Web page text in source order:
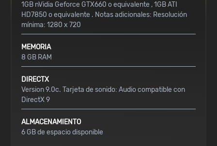
1GB nVidia Geforce GTX660 o equivalente , 1GB ATI
HD7850 o equivalente . Notas adicionales: Resolución
mínima: 1280 x 720
MEMORIA
8 GB RAM
DIRECTX
Version 9.0c. Tarjeta de sonido: Audio compatible con
DirectX 9
ALMACENAMIENTO
6 GB de espacio disponible